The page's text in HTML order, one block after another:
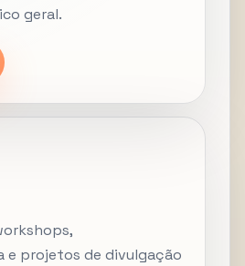
geral.
projetos de divulgação